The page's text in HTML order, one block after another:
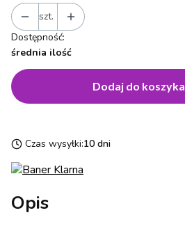
szt.
Dostępność:
średnia ilość
Dodaj do koszyka
Czas wysyłki:10 dni
Opis